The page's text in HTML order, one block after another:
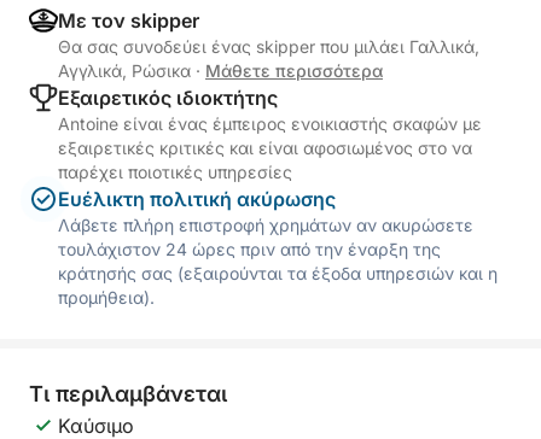
Με τον skipper
Θα σας συνοδεύει ένας skipper που μιλάει Γαλλικά,
Αγγλικά, Ρώσικα · Μάθετε περισσότερα
Εξαιρετικός ιδιοκτήτης
Antoine είναι ένας έμπειρος ενοικιαστής σκαφών με
εξαιρετικές κριτικές και είναι αφοσιωμένος στο να
παρέχει ποιοτικές υπηρεσίες
Ευέλικτη πολιτική ακύρωσης
Λάβετε πλήρη επιστροφή χρημάτων αν ακυρώσετε
τουλάχιστον 24 ώρες πριν από την έναρξη της
κράτησής σας (εξαιρούνται τα έξοδα υπηρεσιών και η
προμήθεια).
Τι περιλαμβάνεται
Καύσιμο